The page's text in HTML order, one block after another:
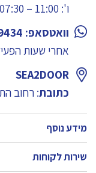
ו': 11:00 – 07:30
וואטסאפ: 050-5699434
אחרי שעות
SEA2DOOR
כתובת: רחוב התחייה
מידע נוסף
שירות לקוחות